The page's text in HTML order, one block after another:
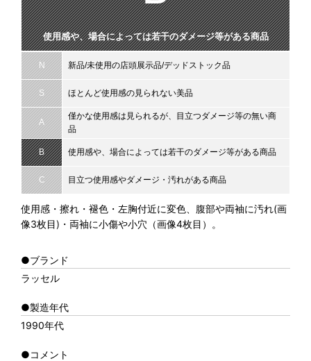
使用感や、場合によっては若干のダメージ等がある商品
N 新品/未使用の店頭展示品/デッドストック品
S ほとんど使用感の見られない美品
A
僅かな使用感は見られるが、目立つダメージ等の無い商
品
B 使用感や、場合によっては若干のダメージ等がある商品
C 目立つ使用感やダメージ・汚れがある商品
使用感・擦れ・褪色・左胸付近に変色、腹部や両袖に汚れ(画
像3枚目)・両袖に小傷や小穴（画像4枚目）。
●ブランド
ラッセル
●製造年代
1990年代
●コメント